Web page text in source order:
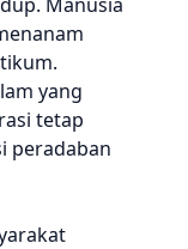
yang
tetap
peradaban